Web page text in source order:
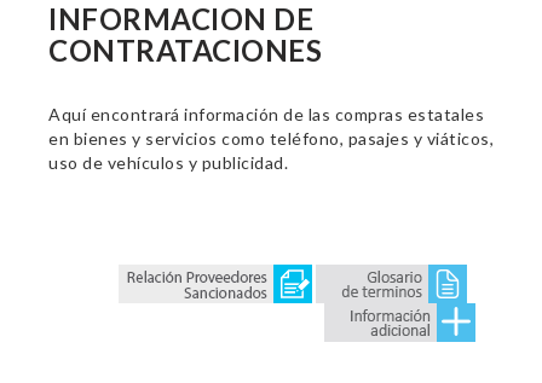
INFORMACION DE
CONTRATACIONES
Aquí encontrará información de las compras estatales
en bienes y servicios como teléfono, pasajes y viáticos,
uso de vehículos y publicidad.